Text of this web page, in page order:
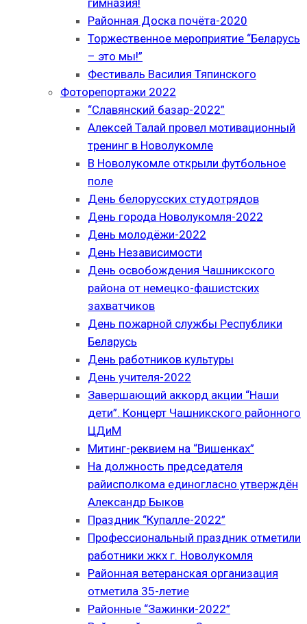
гимназия!
Районная Доска почёта-2020
Торжественное мероприятие “Беларусь
– это мы!”
Фестиваль Василия Тяпинского
Фоторепортажи 2022
“Славянский базар-2022”
Алексей Талай провел мотивационный
тренинг в Новолукомле
В Новолукомле открыли футбольное
поле
День белорусских студотрядов
День города Новолукомля-2022
День молодёжи-2022
День Независимости
День освобождения Чашникского
района от немецко-фашистских
захватчиков
День пожарной службы Республики
Беларусь
День работников культуры
День учителя-2022
Завершающий аккорд акции “Наши
дети”. Концерт Чашникского районного
ЦДиМ
Митинг-реквием на “Вишенках”
На должность председателя
райисполкома единогласно утверждён
Александр Быков
Праздник “Купалле-2022”
Профессиональный праздник отметили
работники жкх г. Новолукомля
Районная ветеранская организация
отметила 35-летие
Районные “Зажинки-2022”